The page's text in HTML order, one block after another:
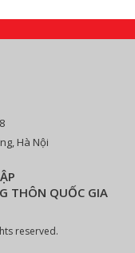
Hà Nội
THÔN QUỐC GIA
reserved.